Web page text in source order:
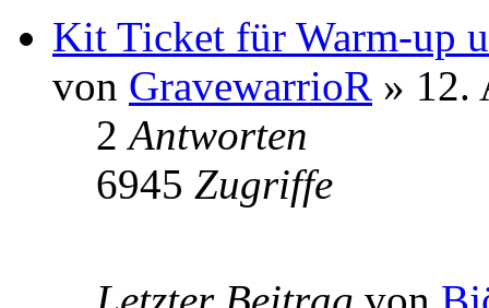
Kit Ticket für Warm-up
von GravewarrioR » 12.
2Antworten
6945 Zugriffe